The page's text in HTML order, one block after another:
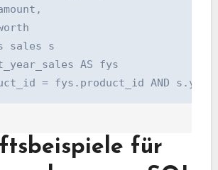
sales s
AS fys
für